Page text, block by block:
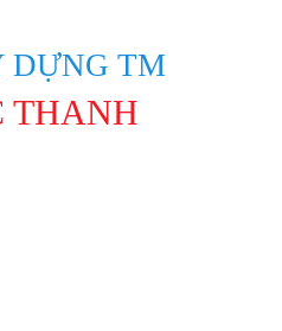
DỰNG TM
THANH